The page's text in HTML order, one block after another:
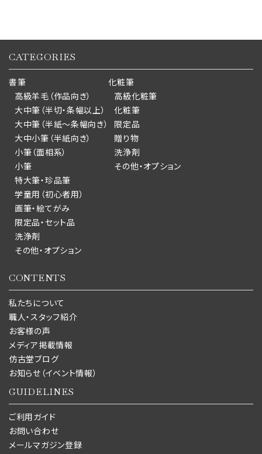
CATEGORIES
書筆
高級羊毛（作品向き）
大中筆（半切・条幅以上）
大中筆（半紙～条幅向き）
大中小筆（半紙向き）
小筆（面相系）
小筆
特大筆・珍品筆
学童用（初心者用）
画筆・絵てがみ
限定品・セット品
洗浄剤
その他・オプション
化粧筆
高級化粧筆
化粧筆
限定品
贈り物
洗浄剤
その他・オプション
CONTENTS
私たちについて
職人・スタッフ紹介
お客様の声
メディア掲載情報
仿古堂ブログ
お知らせ（イベント情報）
GUIDELINES
ご利用ガイド
お問い合わせ
メールマガジン登録